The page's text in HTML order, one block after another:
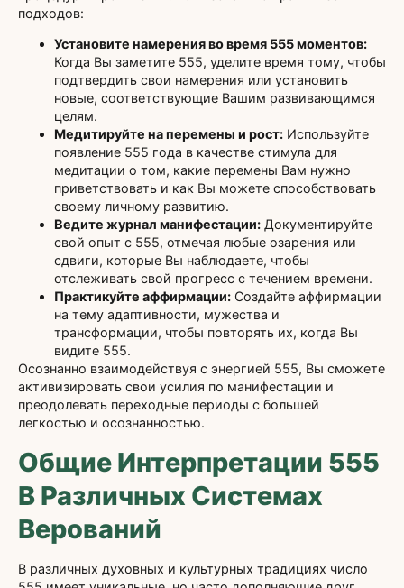
подходов:
Установите намерения во время 555 моментов:
Когда Вы заметите 555, уделите время тому, чтобы
подтвердить свои намерения или установить
новые, соответствующие Вашим развивающимся
целям.
Медитируйте на перемены и рост: Используйте
появление 555 года в качестве стимула для
медитации о том, какие перемены Вам нужно
приветствовать и как Вы можете способствовать
своему личному развитию.
Ведите журнал манифестации: Документируйте
свой опыт с 555, отмечая любые озарения или
сдвиги, которые Вы наблюдаете, чтобы
отслеживать свой прогресс с течением времени.
Практикуйте аффирмации: Создайте аффирмации
на тему адаптивности, мужества и
трансформации, чтобы повторять их, когда Вы
видите 555.
Осознанно взаимодействуя с энергией 555, Вы сможете
активизировать свои усилия по манифестации и
преодолевать переходные периоды с большей
легкостью и осознанностью.
Общие Интерпретации 555
В Различных Системах
Верований
В различных духовных и культурных традициях число